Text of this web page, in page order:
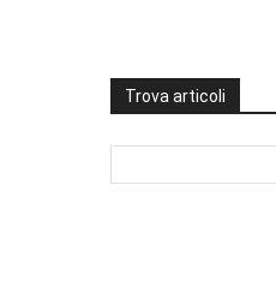
Trova articoli